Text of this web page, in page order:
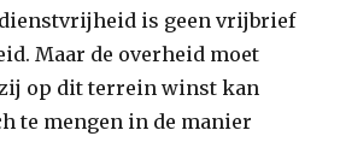
is geen vrijbrief
Maar de overheid moet
op dit terrein winst kan
te mengen in de manier